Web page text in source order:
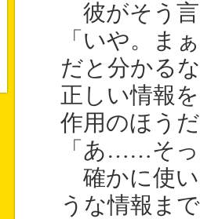
彼がそう言
「いや。ま
だと分かる
正しい情報
作用のほう
「あ……そ
確かに使い
うな情報ま